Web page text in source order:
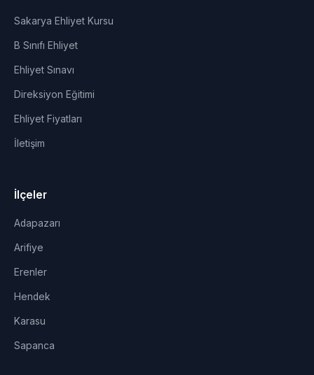
Sakarya Ehliyet Kursu
B Sınıfı Ehliyet
Ehliyet Sınavı
Direksiyon Eğitimi
Ehliyet Fiyatları
İletişim
İlçeler
Adapazarı
Arifiye
Erenler
Hendek
Karasu
Sapanca